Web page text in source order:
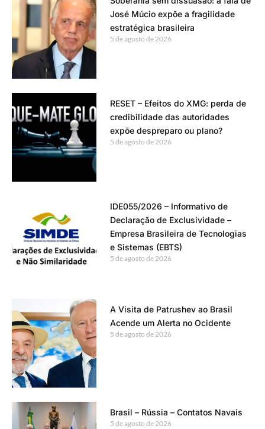
José Múcio expõe a fragilidade
estratégica brasileira
5 de agosto de 2026
RESET – Efeitos do XMG: perda de
credibilidade das autoridades
expõe despreparo ou plano?
5 de agosto de 2026
IDE055/2026 – Informativo de
Declaração de Exclusividade –
Empresa Brasileira de Tecnologias
e Sistemas (EBTS)
5 de agosto de 2026
A Visita de Patrushev ao Brasil
Acende um Alerta no Ocidente
5 de agosto de 2026
Brasil – Rússia – Contatos Navais
5 de agosto de 2026